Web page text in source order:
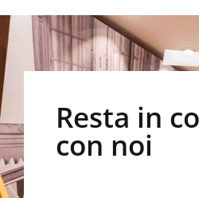
Resta in
con noi